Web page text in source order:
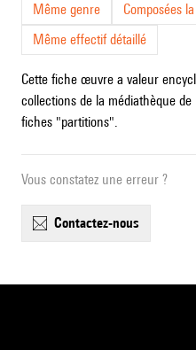
Même genre
Composées
Même effectif détaillé
Cette fiche œuvre a valeur
collections de la médiathèque
fiches "partitions".
Vous constatez une erreur ?
contactez-nous